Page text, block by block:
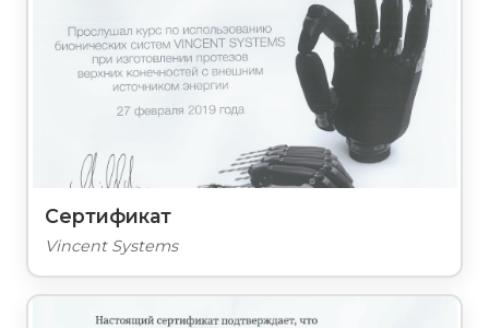
Сертификат
Vincent Systems